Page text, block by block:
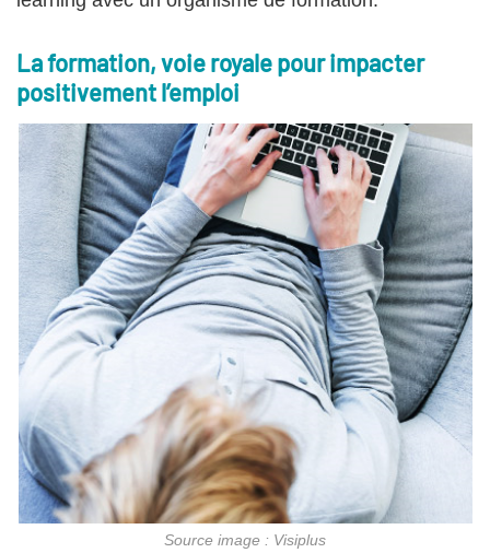
La formation, voie royale pour impacter
positivement l’emploi
Source image : Visiplus